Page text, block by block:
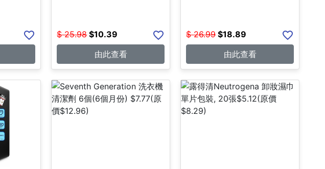
$ 25.98 $10.39
由此查看
$ 26.99 $18.89
由此查看